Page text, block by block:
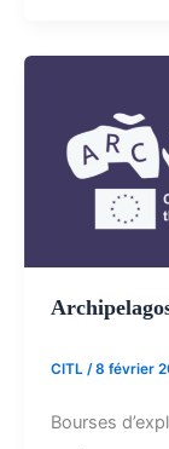
CITL /8 février
Bourses